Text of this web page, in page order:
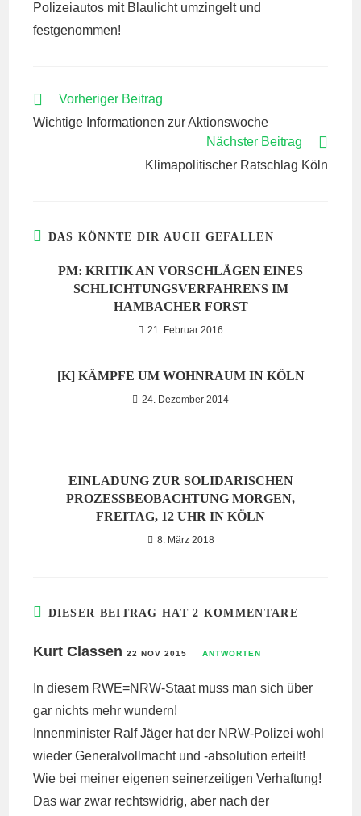
Polizeiautos mit Blaulicht umzingelt und
festgenommen!
WEITERE
ANSEHEN
Vorheriger Beitrag
Wichtige Informationen zur Aktionswoche
Nächster Beitrag
Klimapolitischer Ratschlag Köln
DAS KÖNNTE DIR AUCH GEFALLEN
PM: KRITIK AN VORSCHLÄGEN EINES
SCHLICHTUNGSVERFAHRENS IM
HAMBACHER FORST
21. Februar 2016
[K] KÄMPFE UM WOHNRAUM IN KÖLN
24. Dezember 2014
EINLADUNG ZUR SOLIDARISCHEN
PROZESSBEOBACHTUNG MORGEN,
FREITAG, 12 UHR IN KÖLN
8. März 2018
DIESER BEITRAG HAT 2 KOMMENTARE
Kurt Classen22 NOV 2015 ANTWORTEN
In diesem RWE=NRW-Staat muss man sich über
gar nichts mehr wundern!
Innenminister Ralf Jäger hat der NRW-Polizei wohl
wieder Generalvollmacht und -absolution erteilt!
Wie bei meiner eigenen seinerzeitigen Verhaftung!
Das war zwar rechtswidrig, aber nach der